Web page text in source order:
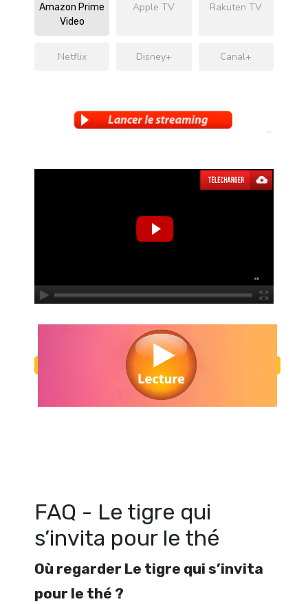
Amazon Prime
Video
Apple TV Rakuten TV
Netflix Disney+ Canal+
FAQ - Le tigre qui
s’invita pour le thé
Où regarder Le tigre qui s’invita
pour le thé ?